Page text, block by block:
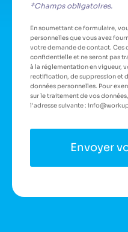
*Champs obligatoires.
En soumettant ce formulaire,
personnelles que vous avez
votre demande de contact. Ces
confidentielle et ne seront pas
à la réglementation en vigueur,
rectification, de suppression et
données personnelles. Pour
sur le traitement de vos
l'adresse suivante :